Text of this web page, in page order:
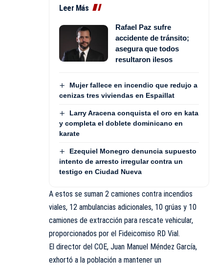
Leer Más
Rafael Paz sufre
accidente de tránsito;
asegura que todos
resultaron ilesos
Mujer fallece en incendio que redujo a
cenizas tres viviendas en Espaillat
Larry Aracena conquista el oro en kata
y completa el doblete dominicano en
karate
Ezequiel Monegro denuncia supuesto
intento de arresto irregular contra un
testigo en Ciudad Nueva
A estos se suman 2 camiones contra incendios
viales, 12 ambulancias adicionales, 10 grúas y 10
camiones de extracción para rescate vehicular,
proporcionados por el Fideicomiso RD Vial.
El director del COE, Juan Manuel Méndez García,
exhortó a la población a mantener un